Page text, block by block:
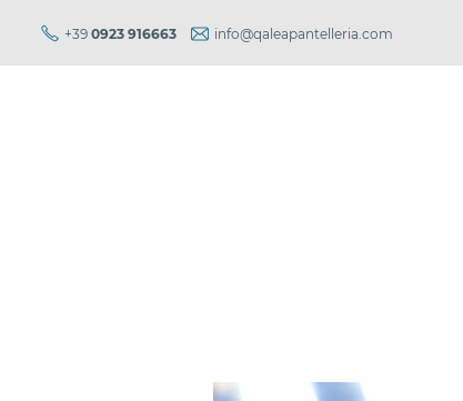
+390923 916663 info@qaleapantelleria.com